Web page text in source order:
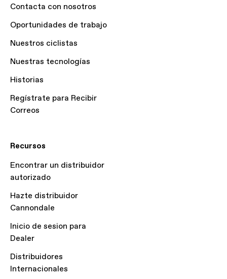
Contacta con nosotros
Oportunidades de trabajo
Nuestros ciclistas
Nuestras tecnologías
Historias
Regístrate para Recibir
Correos
Recursos
Encontrar un distribuidor
autorizado
Hazte distribuidor
Cannondale
Inicio de sesion para
Dealer
Distribuidores
Internacionales